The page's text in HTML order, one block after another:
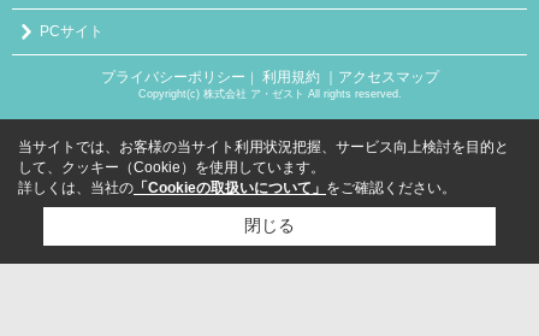
PCサイト
プライバシーポリシー ｜ 利用規約 ｜アクセスマップ
Copyright(c) 株式会社 ア・ゼスト All rights reserved.
当サイトでは、お客様の当サイト利用状況把握、サービス向上検討を目的と
して、クッキー（Cookie）を使用しています。
詳しくは、当社の 「Cookieの取扱いについて」 をご確認ください。
閉じる